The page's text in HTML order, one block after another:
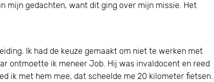
mijn gedachten, want dit ging over mijn missie. Het
Ik had de keuze gemaakt om niet te werken met
ontmoette ik meneer Job. Hij was invaldocent en reed
ik met hem mee, dat scheelde me 20 kilometer fietsen.